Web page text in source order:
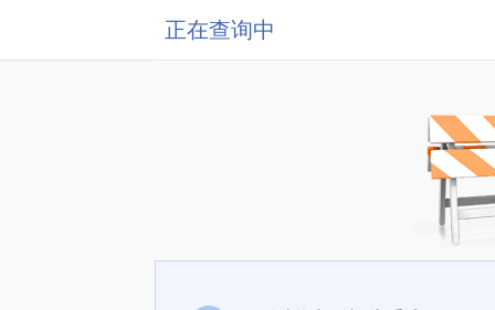
正在查询中